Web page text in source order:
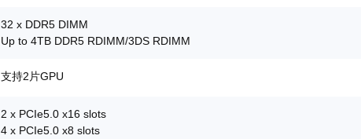
32 x DDR5 DIMM
Up to 4TB DDR5 RDIMM/3DS RDIMM
支持2片GPU
2 x PCIe5.0 x16 slots
4 x PCIe5.0 x8 slots